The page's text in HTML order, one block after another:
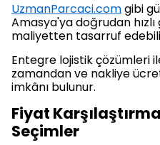
UzmanParcaci.comgibi
Amasya'ya doğrudan
maliyetten tasarruf
Entegre lojistik çözümleri
zamandan ve nakliye
imkânı bulunur.
Fiyat
Seçimler